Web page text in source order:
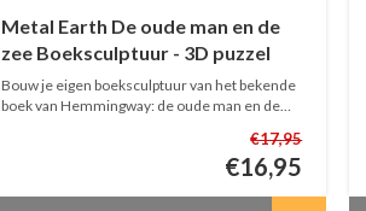
Metal Earth De oude man en de
zee Boeksculptuur - 3D puzzel
Bouw je eigen boeksculptuur van het bekende
boek van Hemmingway: de oude man en de
€17,95
€16,95